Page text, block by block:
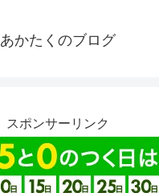
あかたくのブログ
スポンサーリンク